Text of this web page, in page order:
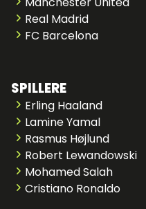
Real Madrid
FC Barcelona
SPILLERE
Erling Haaland
Lamine Yamal
Rasmus Højlund
Robert Lewandowski
Mohamed Salah
Cristiano Ronaldo